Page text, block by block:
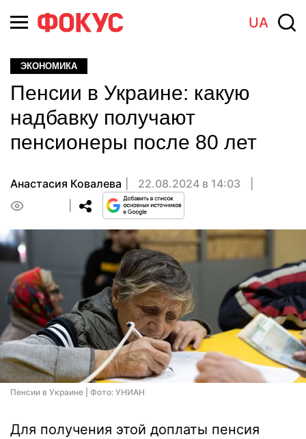
UA
ЭКОНОМИКА
Пенсии в Украине: какую
надбавку получают
пенсионеры после 80 лет
Анастасия Ковалева
22.08.2024 в 14:03
Пенсии в Украине | Фото: УНИАН
Для получения этой доплаты пенсия